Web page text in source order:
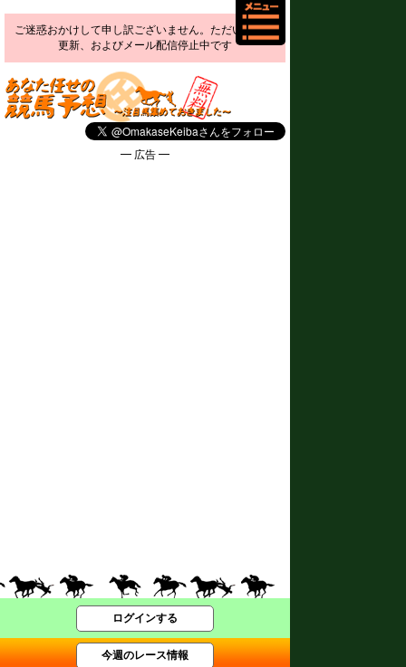
ご迷惑おかけして申し訳ございません。ただいま予想
更新、およびメール配信停止中です
━ 広告 ━
ログインする
今週のレース情報